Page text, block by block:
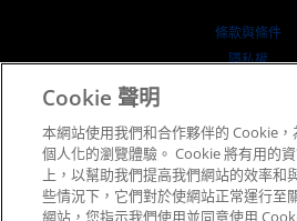
條款與條件
隱私權
公平公開競爭
英國稅務策略
Cookie 政策
Cookie 聲明
本網站使用我們和合作夥伴的 Cookie
個人化的瀏覽體驗。 Cookie 將有用的
上，以幫助我們提高我們網站的效率和
些情況下，它們對於使網站正常運行至
網站，您指示我們使用並同意使用